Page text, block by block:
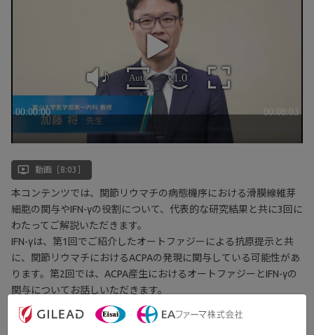
ondemand_video 動画［8:03］
本コンテンツでは、関節リウマチの病態機序における滑膜線維芽
細胞の関与やIFN-γの役割について、代表的な研究結果と共に3回に
わたってご解説いただきます。
IFN-γは、第1回でご紹介したオートファジーによる抗原提示と共
に、関節リウマチにおけるACPAの発現に関与している可能性があ
ります。第2回では、ACPA産生におけるオートファジーとIFN-γの
関与についてお話しいただきます。